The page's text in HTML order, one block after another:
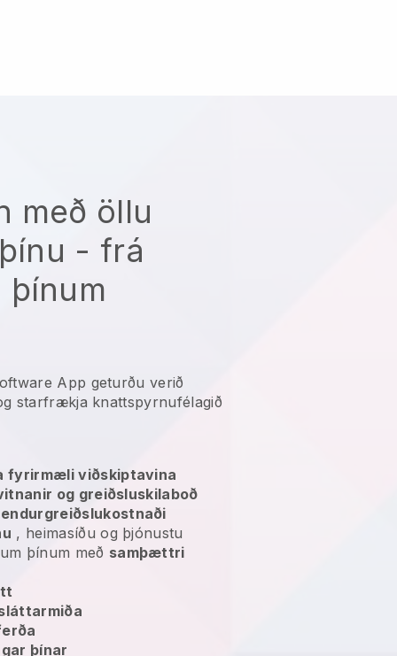
með öllu
- frá
þínum
App geturðu verið
starfrækja knattspyrnufélagið
fyrirmæli viðskiptavina
og greiðsluskilaboð
endurgreiðslukostnaði
, heimasíðu og þjónustu
þínum með samþættri
þínar